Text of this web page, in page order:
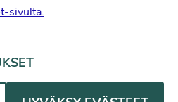
Facebookissa
Psykologiliitto Instagramissa
Psykologiliitto LinkedInissä
Psykologiliitto
sivulta.